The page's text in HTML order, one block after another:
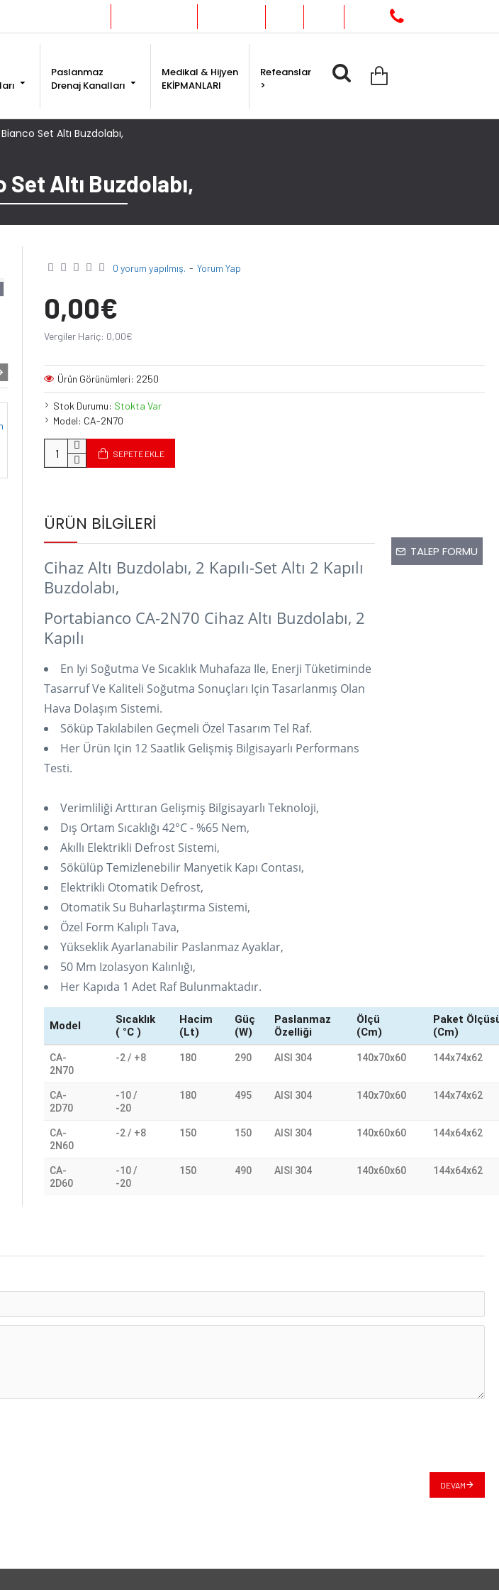
Paslanmaz
Drenaj Kanalları
Medikal & Hijyen
EKİPMANLARI
Refeanslar
>
Set Altı Buzdolabı,
Set Altı Buzdolabı,
tip
Stok Durumu: Stokta Var
Model: CA-2N70
Ürün Görünümleri: 2250
0 yorum yapılmış. - Yorum Yap
0,00€
Vergiler Hariç: 0,00€
SEPETE EKLE
ÜRÜN BILGILERI
Cihaz Altı Buzdolabı, 2 Kapılı-Set Altı 2 Kapılı
Buzdolabı,
Portabianco CA-2N70 Cihaz Altı Buzdolabı, 2
Kapılı
En Iyi Soğutma Ve Sıcaklık Muhafaza Ile, Enerji Tüketiminde
Tasarruf Ve Kaliteli Soğutma Sonuçları Için Tasarlanmış Olan
Hava Dolaşım Sistemi.
Söküp Takılabilen Geçmeli Özel Tasarım Tel Raf.
Her Ürün Için 12 Saatlik Gelişmiş Bilgisayarlı Performans
Testi.
Verimliliği Arttıran Gelişmiş Bilgisayarlı Teknoloji,
Dış Ortam Sıcaklığı 42°C - %65 Nem,
Akıllı Elektrikli Defrost Sistemi,
Sökülüp Temizlenebilir Manyetik Kapı Contası,
Elektrikli Otomatik Defrost,
Otomatik Su Buharlaştırma Sistemi,
Özel Form Kalıplı Tava,
Yükseklik Ayarlanabilir Paslanmaz Ayaklar,
50 Mm Izolasyon Kalınlığı,
Her Kapıda 1 Adet Raf Bulunmaktadır.
Model
Sıcaklık
( °C )
Hacim
(Lt)
Güç
(W)
Paslanmaz
Özelliği
Ölçü
(cm)
Paket
(cm)
CA-
2N70
-2 / +8 180 290 AISI 304 140x70x60 144x74x62
CA-
2D70
-10 /
-20
180 495 AISI 304 140x70x60 144x74x62
CA-
2N60
-2 / +8 150 150 AISI 304 140x60x60 144x64x62
CA-
2D60
-10 /
-20
150 490 AISI 304 140x60x60 144x64x62
TALEP FORMU
DEVAM